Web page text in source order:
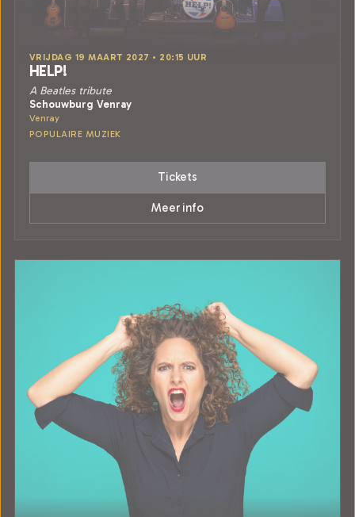
VRIJDAG 19 MAART 2027 • 20:15 UUR
HELP!
A Beatles tribute
Schouwburg Venray
Venray
POPULAIRE MUZIEK
Tickets
Meer info